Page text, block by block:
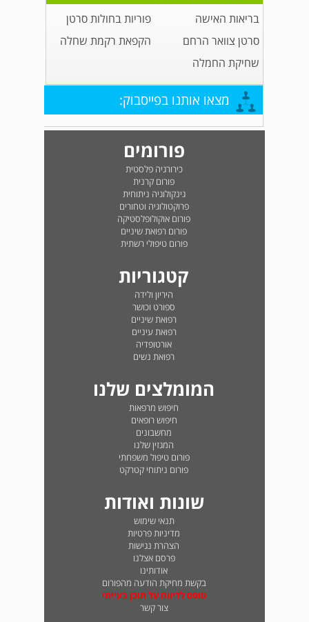
בריאות האישה
פוריות בחולות סרטן
סרטן צוואר הרחם
הקפאת רקמת שחלה
שחיקת החמלה
מצאו אותנו בפייסבוק:
פורומים
כירורגיה פלסטית
פורום קרנית
גינקולוגיה ניתוחית
פרוקטולוגיה וטחורים
פורום אוקולופלסטיקה
פורום רפואת שיניים
פורום טיפולי רשתית
קטגוריות
היריון ולידה
ספורט וכושר
רפואת שיניים
רפואת עיניים
אורטופדיה
רפואת נשים
המומלצים שלנו
חיפוש מרפאות
חיפוש רופאים
מחשבונים
המגזין שלנו
פורום טיפול משפחתי
פורום ניתוחי קטרקט
שונות ואודות
תנאי שימוש
מדיניות פרטיות
הצהרת נגישות
פרסם אצלנו
אודותינו
בקשת מחיקת הודעה מהפורום
טופס לדיווח על תוכן בעייתי
צור קשר